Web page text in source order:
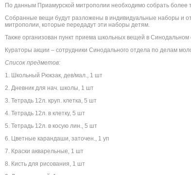
По данным Приамурской митрополии необходимо собрать более
Собранные вещи будут разложены в индивидуальные наборы и
митрополии, которые передадут эти наборы детям.
Также организован пункт приема школьных вещей в
Кураторы акции – сотрудники Синодального отдела по делам
Список предметов:
1. Школьный Рюкзак, дев/мал., 1 шт
2. Дневник для нач. школы, 1 шт
3. Тетрадь 12л. круп. клетка, 5 шт
4. Тетрадь 12л. в клетку, 5 шт
5. Тетрадь 12л. в косую лин., 5 шт
6. Цветные карандаши, заточен., 1 уп
7. Краски акварельные, 1 шт
8. Кисть для рисования, 1 шт